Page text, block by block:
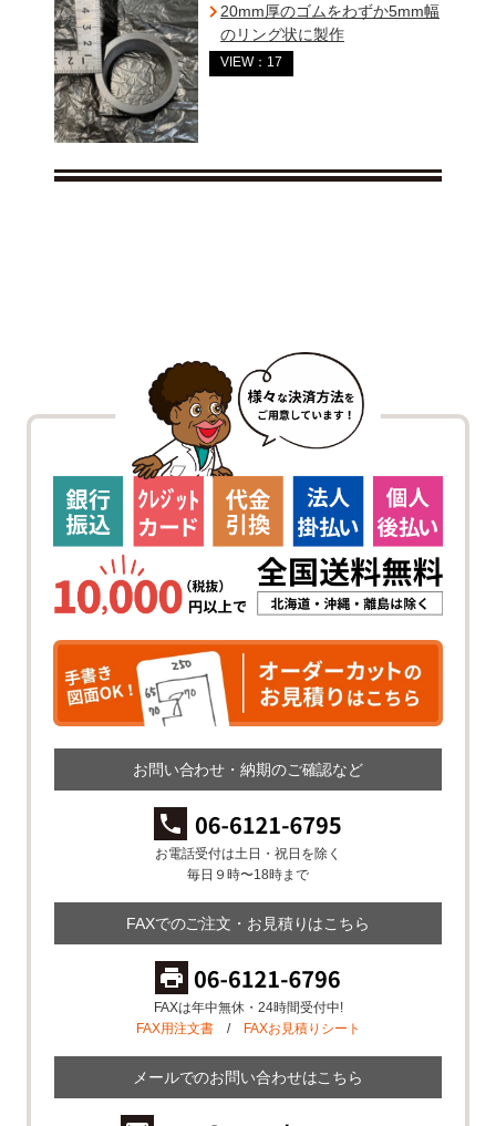
20mm厚のゴムをわずか5mm幅
のリング状に製作
VIEW：17
お問い合わせ・納期のご確認など
お電話受付は土日・祝日を除く
毎日９時〜18時まで
FAXでのご注文・お見積りはこちら
FAXは年中無休・24時間受付中!
FAX用注文書/ FAXお見積りシート
メールでのお問い合わせはこちら